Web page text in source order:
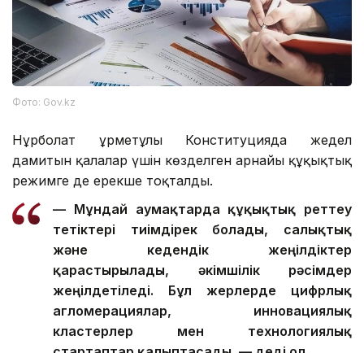
Фото: Gov.kz
Нұрболат Құрметұлы Конституцияда жедел
дамитын қалалар үшін көзделген арнайы құқықтық
режимге де ерекше тоқталды.
— Мұндай аумақтарда құқықтық реттеу
тетіктері тиімдірек болады, салықтық
және кедендік жеңілдіктер
қарастырылады, әкімшілік рәсімдер
жеңілдетіледі. Бұл жерлерде цифрлық
агломерациялар, инновациялық
кластерлер мен технологиялық